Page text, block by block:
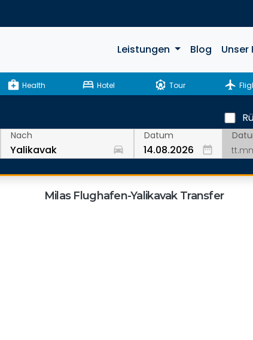
Leistungen Blog Unser
medical_services Health bed Hotel attractions Tour flight
Nach
drive_eta
Datum
date_range
Milas Flughafen-Yalikavak Transfer